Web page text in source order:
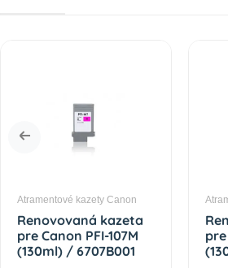
Atramentové kazety Canon
Renovovaná kazeta
pre Canon PFI-107M
(130ml) / 6707B001
pre